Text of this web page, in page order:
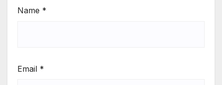
Name *
Email *